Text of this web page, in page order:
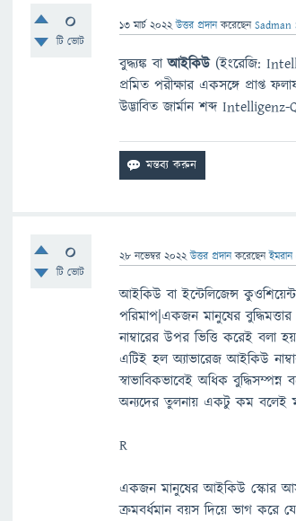
0
টি ভোট
13 মার্চ 2022 উত্তর প্রদান করেছেনSadman
বুদ্ধ্যঙ্ক বাআইকিউ(ইংরেজি:
প্রমিত পরীক্ষার একসঙ্গে প্রাপ্ত
উদ্ভাবিত জার্মান শব্দ
0
টি ভোট
28 নভেম্বর 2022 উত্তর প্রদান করেছেন
আইকিউ বা ইন্টেলিজেন্স
পরিমাপ|একজন মানুষের
নাম্বারের উপর ভিত্তি করেই
এটিই হল অ্যাভারেজ আইকিউ
স্বাভাবিকভাবেই অধিক
অন্যদের তুলনায় একটু কম বলেই
R
একজন মানুষের আইকিউ স্কোর
ক্রমবর্ধমান বয়স দিয়ে ভাগ করে